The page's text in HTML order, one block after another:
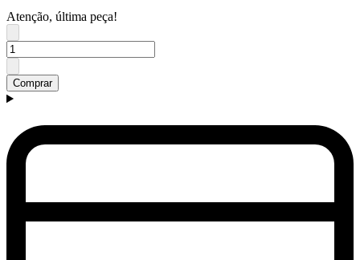
Atenção, última peça!
Comprar